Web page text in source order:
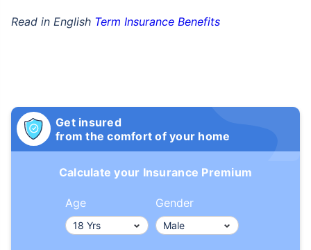
Read in English Term Insurance Benefits
Get insured
from the comfort of your home
Calculate your Insurance Premium
Age Gender